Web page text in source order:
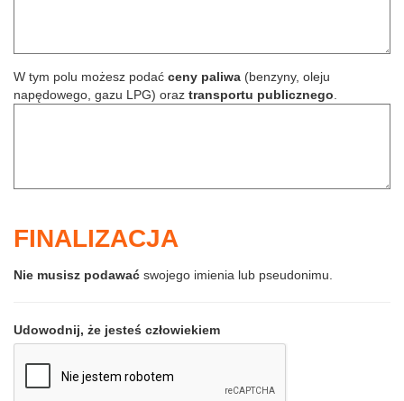
W tym polu możesz podać ceny paliwa (benzyny, oleju
napędowego, gazu LPG) oraz transportu publicznego
FINALIZACJA
Nie musisz podawać swojego imienia lub pseudonimu.
Udowodnij, że jesteś człowiekiem